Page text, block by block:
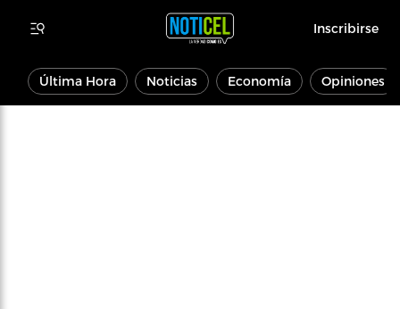
Inscribirse
Última Hora Noticias Economía Opiniones